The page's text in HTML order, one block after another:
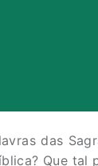
das
Que